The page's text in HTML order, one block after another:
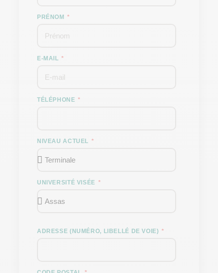
PRÉNOM
E-MAIL
TÉLÉPHONE
NIVEAU ACTUEL
UNIVERSITÉ VISÉE
ADRESSE (NUMÉRO, LIBELLÉ DE VOIE)